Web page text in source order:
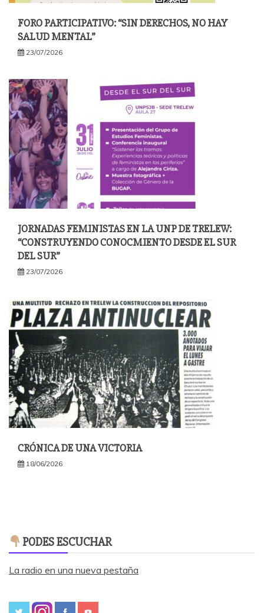
FORO PARTICIPATIVO: “SIN DERECHOS, NO HAY
SALUD MENTAL”
23/07/2026
JORNADAS FEMINISTAS EN LA UNP DE TRELEW:
“CONSTRUYENDO CONOCMIENTO DESDE EL SUR
DEL SUR”
23/07/2026
CRÓNICA DE UNA VICTORIA
18/06/2026
PODES ESCUCHAR
La radio en una nueva pestaña